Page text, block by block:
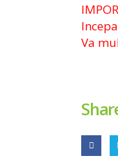
Va